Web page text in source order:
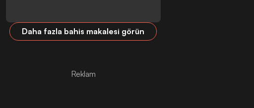
Daha fazla bahis makalesi görün